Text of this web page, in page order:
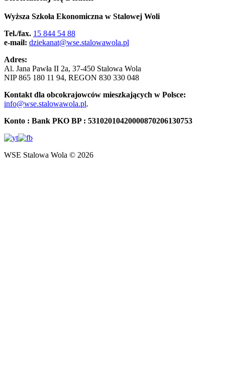
Wyższa Szkoła Ekonomiczna w Stalowej Woli
Tel./fax. 15 844 54 88
e-mail: dziekanat@wse.stalowawola.pl
Adres:
Al. Jana Pawła II 2a, 37-450 Stalowa Wola
NIP 865 180 11 94, REGON 830 330 048
Kontakt dla obcokrajowców mieszkających w Polsce:
info@wse.stalowawola.pl.
Konto : Bank PKO BP : 53102010420000870206130753
WSE Stalowa Wola © 2026